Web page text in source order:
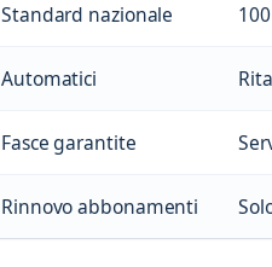
Standard nazionale
Automatici
Fasce garantite
Rinnovo abbonamenti